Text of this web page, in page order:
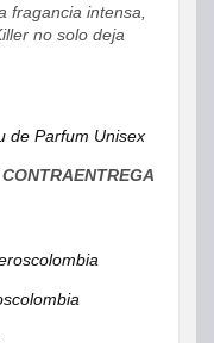
fragancia intensa,
no solo deja
de Parfum Unisex